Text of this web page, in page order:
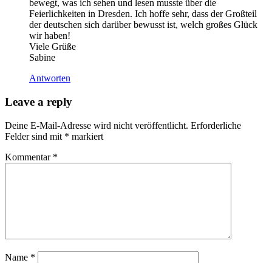
bewegt, was ich sehen und lesen musste über die
Feierlichkeiten in Dresden. Ich hoffe sehr, dass der Großteil
der deutschen sich darüber bewusst ist, welch großes Glück
wir haben!
Viele Grüße
Sabine
Antworten
Leave a reply
Deine E-Mail-Adresse wird nicht veröffentlicht. Erforderliche
Felder sind mit * markiert
Kommentar *
Name *